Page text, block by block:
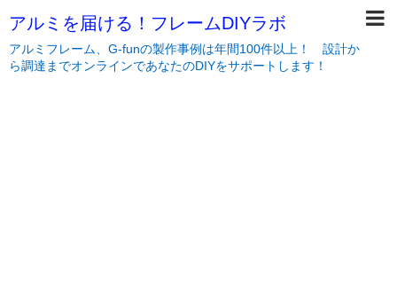
アルミを届ける！フレームDIYラボ
アルミフレーム、G-funの製作事例は年間100件以上！ 設計か
ら調達までオンラインであなたのDIYをサポートします！